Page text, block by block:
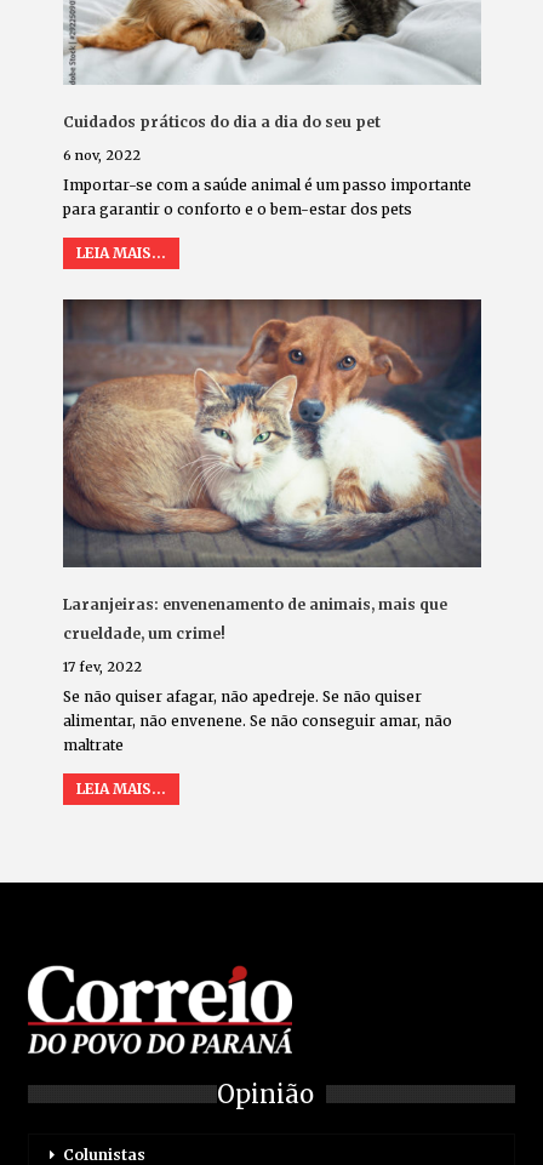
Cuidados práticos do dia a dia do seu pet
6 nov, 2022
Importar-se com a saúde animal é um passo importante
para garantir o conforto e o bem-estar dos pets
LEIA MAIS...
Laranjeiras: envenenamento de animais, mais que
crueldade, um crime!
17 fev, 2022
Se não quiser afagar, não apedreje. Se não quiser
alimentar, não envenene. Se não conseguir amar, não
maltrate
LEIA MAIS...
Opinião
Colunistas